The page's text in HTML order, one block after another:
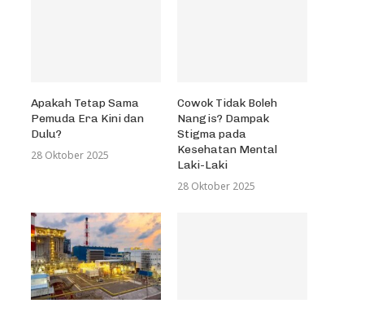
Apakah Tetap Sama
Pemuda Era Kini dan
Dulu?
28 Oktober 2025
Cowok Tidak Boleh
Nangis? Dampak
Stigma pada
Kesehatan Mental
Laki-Laki
28 Oktober 2025